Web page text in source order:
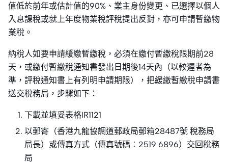
值低於前年或估計值的90%、業主身份變更、已選擇以個人
入息課稅或就上年度物業稅評稅提出反對，亦可申請暫繳物
業稅。
納稅人如要申請緩繳暫繳稅，必須在繳付暫繳稅限期前28
天，或繳付暫繳稅通知書發出日期後14天內（以較遲者為
準，評稅通知書上有列明申請期限），把緩繳暫繳稅申請書
送交稅務局，步驟如下：
下載並填妥表格IR1121
以郵寄（香港九龍協調道郵政局郵箱28487號 稅務局
局長）或傳真方式（傳真號碼︰2519 6896）交回稅務
局